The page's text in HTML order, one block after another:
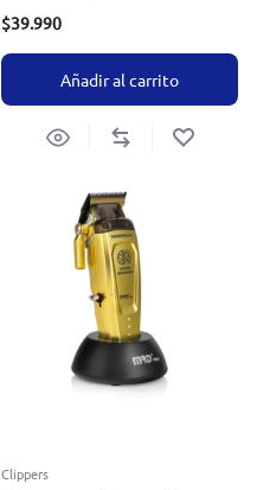
$39.990
Añadir al carrito
Clippers